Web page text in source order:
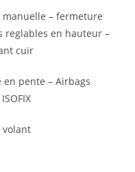
– fermeture
reglables en hauteur –
cuir
en pente – Airbags
volant